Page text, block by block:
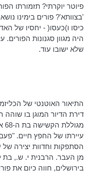
פיוטר יוקרתי? תזמורתו
'בצוותא'? פורים בימינו
כיסו ו)כעסו( - יחסיו של
היה מגוון סגנונות הפורים.
שלא ישובו עוד.
התיאור האוטנטי של
דירת הדיור המוגן בו שוהה
מגוללת הקשישה בת ה-68 את מסורת הפורים בעירה
עיירתו של החפץ חיים.
הסתפקות וחדוות יצירה
מן העבר. הרבנית י. ש.,
בירושלים, חווה כיום את